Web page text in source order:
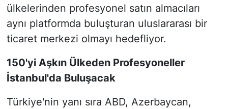
ülkelerinden profesyonel satın almacıları
aynı platformda buluşturan uluslararası bir
ticaret merkezi olmayı hedefliyor.
150'yi Aşkın Ülkeden Profesyoneller
İstanbul'da Buluşacak
Türkiye'nin yanı sıra ABD, Azerbaycan,